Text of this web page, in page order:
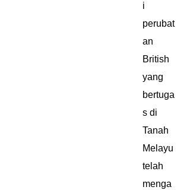
i
perubat
an
British
yang
bertuga
s di
Tanah
Melayu
telah
menga